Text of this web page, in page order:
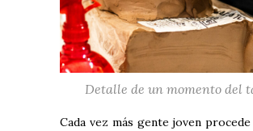
Detalle de un momento del
Cada vez más gente joven